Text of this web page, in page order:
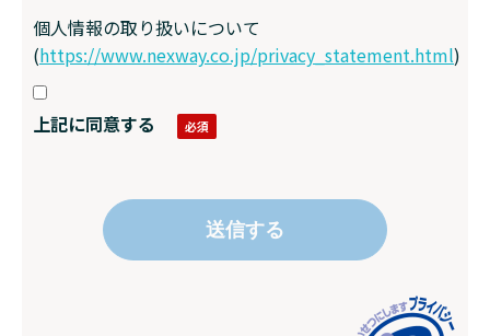
個人情報の取り扱いについて
(https://www.nexway.co.jp/privacy_statement.html)
上記に同意する